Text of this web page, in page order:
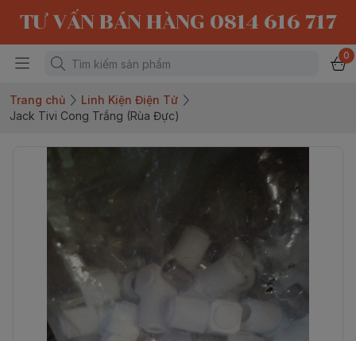
TƯ VẤN BÁN HÀNG 0814 616 717
0
Trang chủ
Linh Kiện Điện Tử
Jack Tivi Cong Trắng (Rùa Đực)